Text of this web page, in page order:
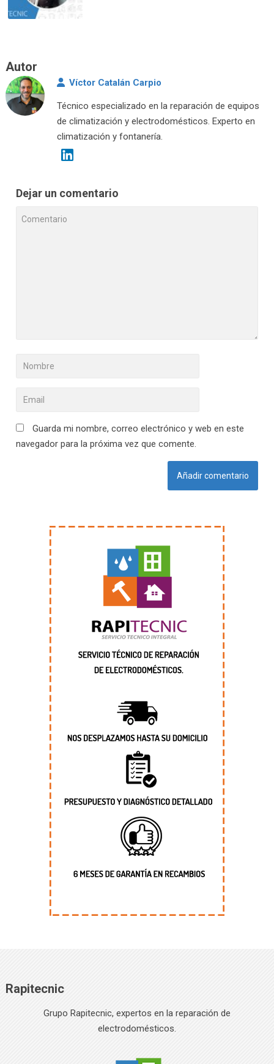
Autor
Víctor Catalán Carpio
Técnico especializado en la reparación de equipos
de climatización y electrodomésticos. Experto en
climatización y fontanería.
Dejar un comentario
Guarda mi nombre, correo electrónico y web en este
navegador para la próxima vez que comente.
Rapitecnic
Grupo Rapitecnic, expertos en la reparación de
electrodomésticos.